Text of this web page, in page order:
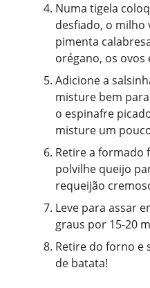
Numa tigela
desfiado, o milho
pimenta
orégano, os ovos
Adicione a
misture bem
o espinafre
misture um
Retire a formado
polvilhe queijo
requeijão
Leve para assar
graus por 15-20
Retire do forno e
de batata!